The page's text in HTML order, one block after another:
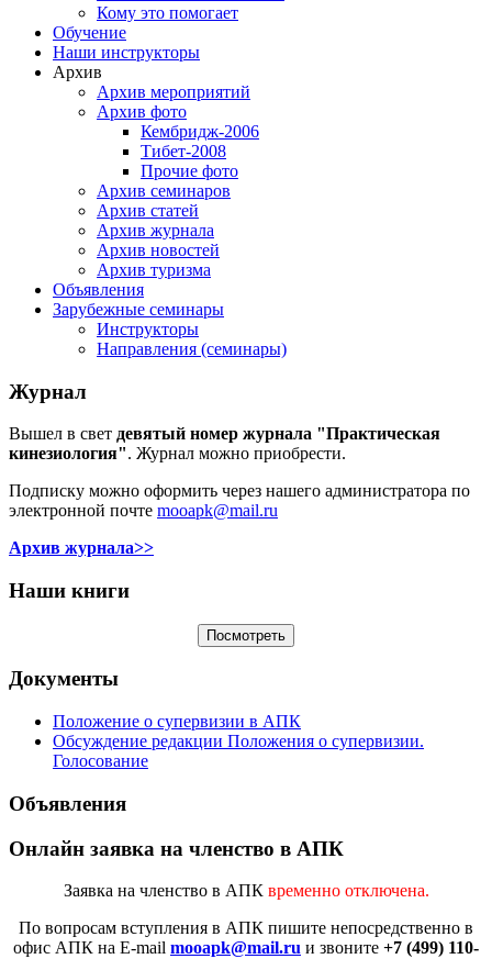
Кому это помогает
Обучение
Наши инструкторы
Архив
Архив мероприятий
Архив фото
Кембридж-2006
Тибет-2008
Прочие фото
Архив семинаров
Архив статей
Архив журнала
Архив новостей
Архив туризма
Объявления
Зарубежные семинары
Инструкторы
Направления (семинары)
Журнал
Вышел в свет девятый номер журнала "Практическая
кинезиология". Журнал можно приобрести.
Подписку можно оформить через нашего администратора по
электронной почте mooapk@mail.ru
Архив журнала>>
Наши книги
Документы
Положение о супервизии в АПК
Обсуждение редакции Положения о супервизии.
Голосование
Объявления
Онлайн заявка на членство в АПК
Заявка на членство в АПК временно отключена.
По вопросам вступления в АПК пишите непосредственно в
офис АПК на E-mail mooapk@mail.ru и звоните +7 (499) 110-